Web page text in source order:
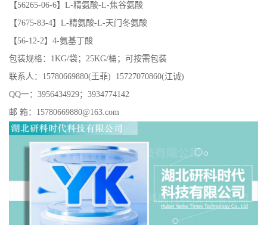
【56265-06-6】L-精氨酸-L-焦谷氨酸
【7675-83-4】L-精氨酸-L-天门冬氨酸
【56-12-2】4-氨基丁酸
包装规格：1KG/袋；25KG/桶；可按需包装
联系人：15780669880(王菲) 15727070860(江诚)
QQ一：3956434929；3934774142
邮 箱：15780669880@163.com